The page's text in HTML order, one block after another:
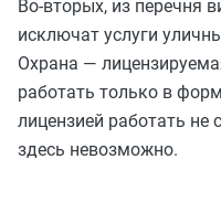
Во-вторых, из перечня
исключат услуги
Охрана —
работать только в
лицензией работать
здесь невозможно.